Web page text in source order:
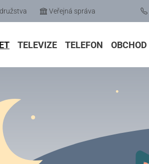
Veřejná správa
TELEVIZE TELEFON OBCHOD